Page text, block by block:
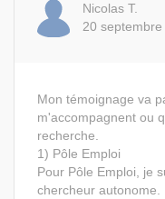
Nicolas T.
20 septembre
Mon témoignage va
m'accompagnent ou
recherche.
1) Pôle Emploi
Pour Pôle Emploi, je
chercheur autonome.